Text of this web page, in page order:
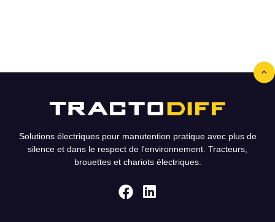
Solutions électriques pour manutention pratique avec plus de
silence et dans le respect de l'environnement. Tracteurs,
brouettes et chariots électriques.